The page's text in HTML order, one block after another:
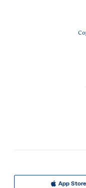
App Store